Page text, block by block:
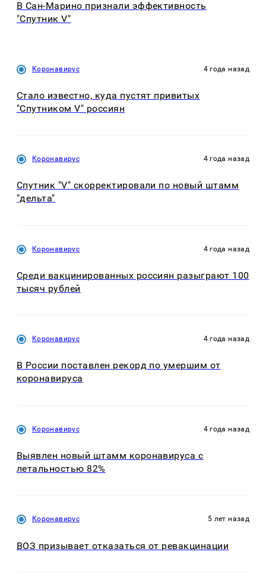
В Сан-Марино признали эффективность
"Спутник V"
Коронавирус 4 года назад
Стало известно, куда пустят привитых
"Спутником V" россиян
Коронавирус 4 года назад
Спутник "V" скорректировали по новый штамм
"дельта"
Коронавирус 4 года назад
Среди вакцинированных россиян разыграют 100
тысяч рублей
Коронавирус 4 года назад
В России поставлен рекорд по умершим от
коронавируса
Коронавирус 4 года назад
Выявлен новый штамм коронавируса с
летальностью 82%
Коронавирус 5 лет назад
ВОЗ призывает отказаться от ревакцинации